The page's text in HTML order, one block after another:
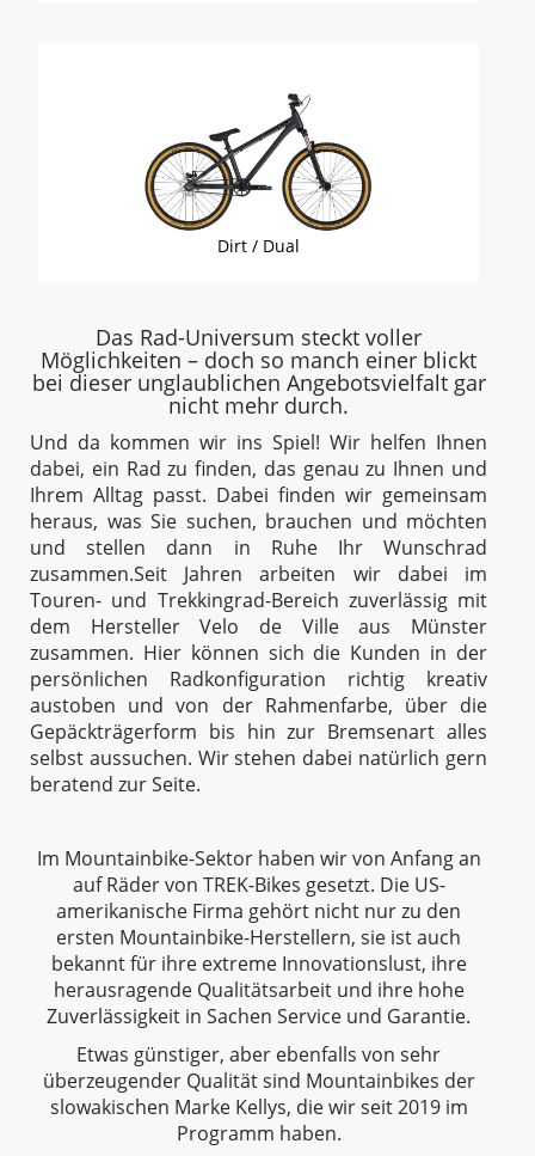
Dirt / Dual
Das Rad-Universum steckt voller
Möglichkeiten – doch so manch einer blickt
bei dieser unglaublichen Angebotsvielfalt gar
nicht mehr durch.
Und da kommen wir ins Spiel! Wir helfen Ihnen
dabei, ein Rad zu finden, das genau zu Ihnen und
Ihrem Alltag passt. Dabei finden wir gemeinsam
heraus, was Sie suchen, brauchen und möchten
und stellen dann in Ruhe Ihr Wunschrad
zusammen.Seit Jahren arbeiten wir dabei im
Touren- und Trekkingrad-Bereich zuverlässig mit
dem Hersteller Velo de Ville aus Münster
zusammen. Hier können sich die Kunden in der
persönlichen Radkonfiguration richtig kreativ
austoben und von der Rahmenfarbe, über die
Gepäckträgerform bis hin zur Bremsenart alles
selbst aussuchen. Wir stehen dabei natürlich gern
beratend zur Seite.
Im Mountainbike-Sektor haben wir von Anfang an
auf Räder von TREK-Bikes gesetzt. Die US-
amerikanische Firma gehört nicht nur zu den
ersten Mountainbike-Herstellern, sie ist auch
bekannt für ihre extreme Innovationslust, ihre
herausragende Qualitätsarbeit und ihre hohe
Zuverlässigkeit in Sachen Service und Garantie.
Etwas günstiger, aber ebenfalls von sehr
überzeugender Qualität sind Mountainbikes der
slowakischen Marke Kellys, die wir seit 2019 im
Programm haben.